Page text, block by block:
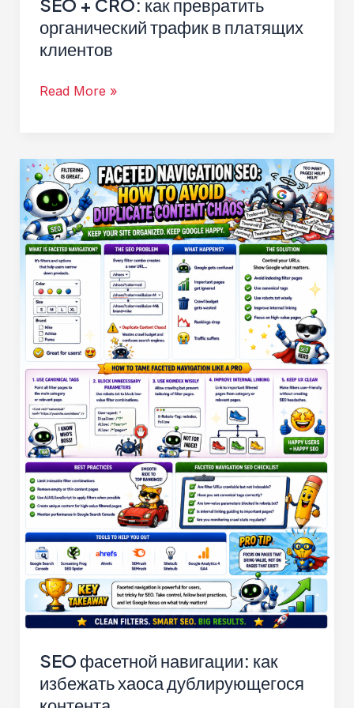
SEO + CRO: как превратить
органический трафик в платящих
клиентов
SEO
как
превратить
органический
трафик
в
платящих
клиентов
Read More »
SEO фасетной навигации: как
избежать хаоса дублирующегося